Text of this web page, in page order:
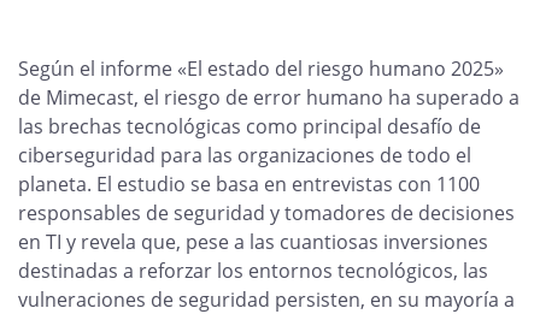
Según el informe «El estado del riesgo humano 2025»
de Mimecast, el riesgo de error humano ha superado a
las brechas tecnológicas como principal desafío de
ciberseguridad para las organizaciones de todo el
planeta. El estudio se basa en entrevistas con 1100
responsables de seguridad y tomadores de decisiones
en TI y revela que, pese a las cuantiosas inversiones
destinadas a reforzar los entornos tecnológicos, las
vulneraciones de seguridad persisten, en su mayoría a